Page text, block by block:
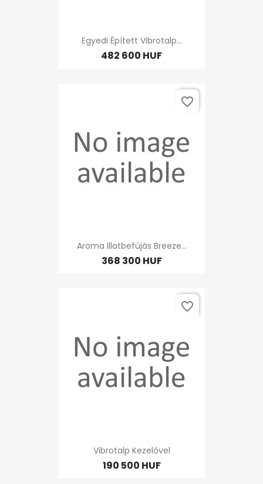
Egyedi Épített Vibrotalp...
482 600 HUF
Aroma Illatbefújás Breeze...
368 300 HUF
favorite_border
Vibrotalp Kezelővel
190 500 HUF
favorite_border